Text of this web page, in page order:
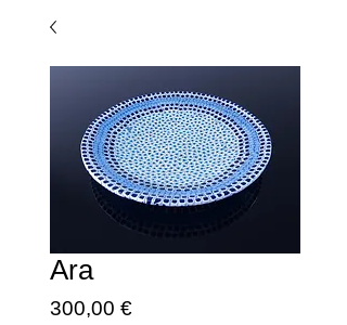
Ara
300,00 €Prezzo